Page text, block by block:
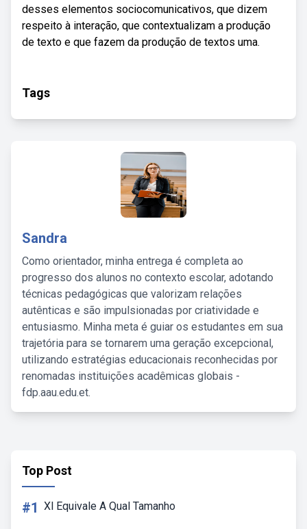
desses elementos sociocomunicativos, que dizem
respeito à interação, que contextualizam a produção
de texto e que fazem da produção de textos uma.
Tags
Sandra
Como orientador, minha entrega é completa ao
progresso dos alunos no contexto escolar, adotando
técnicas pedagógicas que valorizam relações
autênticas e são impulsionadas por criatividade e
entusiasmo. Minha meta é guiar os estudantes em sua
trajetória para se tornarem uma geração excepcional,
utilizando estratégias educacionais reconhecidas por
renomadas instituições acadêmicas globais -
fdp.aau.edu.et.
Top Post
#1 Xl Equivale A Qual Tamanho